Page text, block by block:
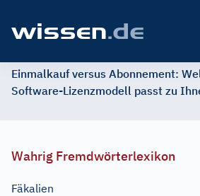
Einmalkauf versus Abonnement:
Software-Lizenzmodell passt zu
Wahrig Fremdwörterlexikon
Fäkalien